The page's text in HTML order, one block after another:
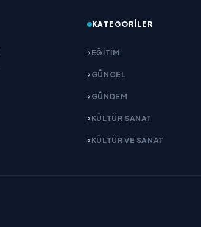
KATEGORILER
EĞITIM
GÜNCEL
GÜNDEM
KÜLTÜR SANAT
KÜLTÜR VE SANAT